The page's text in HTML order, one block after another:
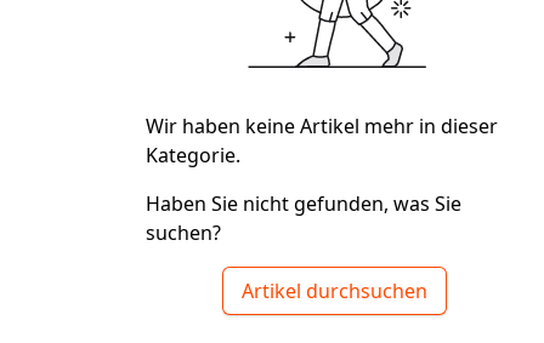
Wir haben keine Artikel mehr in dieser
Kategorie.
Haben Sie nicht gefunden, was Sie
suchen?
Artikel durchsuchen